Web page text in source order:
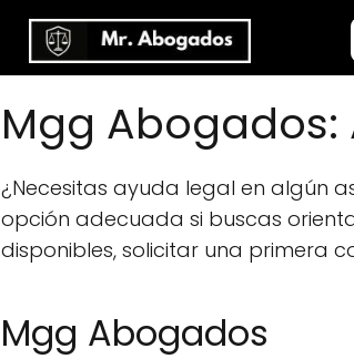
Mgg
¿Necesitas ayuda legal en algún
opción adecuada si buscas
disponibles, solicitar una primera
Mgg Abogados